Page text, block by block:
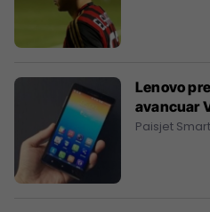
Lenovo
avancuar
Paisjet Smart